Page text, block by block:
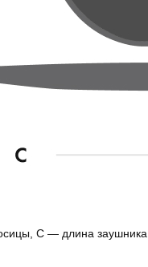
С — длина заушника